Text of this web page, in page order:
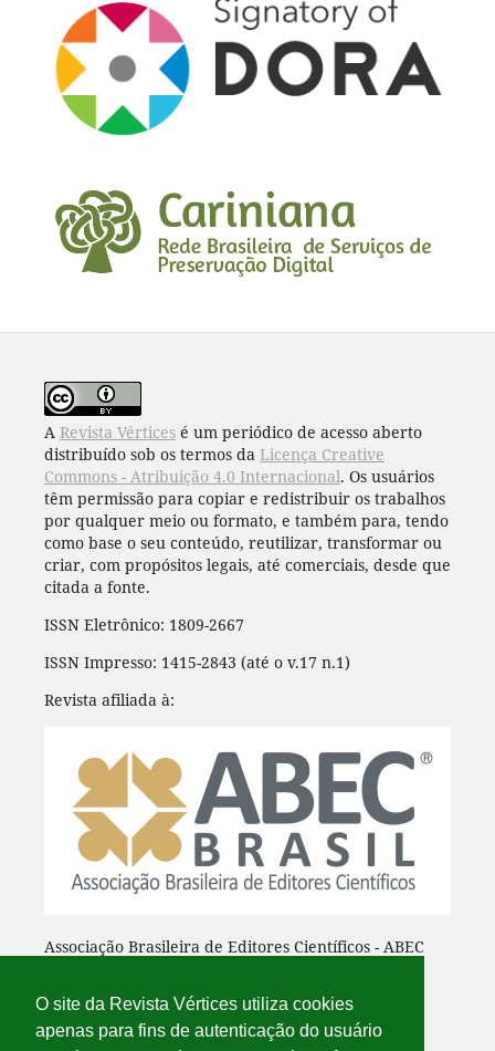
O site da Revista Vértices utiliza cookies
apenas para fins de autenticação do usuário
A Revista Vérticesé um periódico de acesso aberto
distribuído sob os termos da Licença Creative
Commons - Atribuição 4.0 Internacional. Os usuários
têm permissão para copiar e redistribuir os trabalhos
por qualquer meio ou formato, e também para, tendo
como base o seu conteúdo, reutilizar, transformar ou
criar, com propósitos legais, até comerciais, desde que
citada a fonte.
ISSN Eletrônico: 1809-2667
ISSN Impresso: 1415-2843 (até o v.17 n.1)
Revista afiliada à:
Associação Brasileira de Editores Científicos - ABEC